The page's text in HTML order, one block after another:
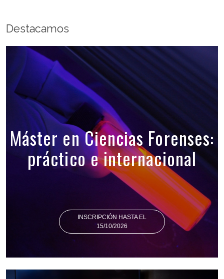
Destacamos
Máster en Ciencias Forenses:
práctico e internacional
INSCRIPCIÓN HASTA EL
15/10/2026